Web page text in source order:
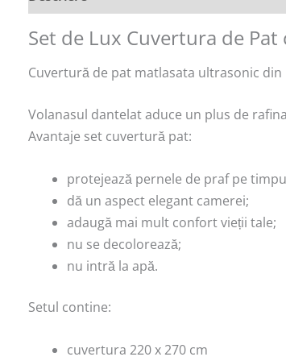
Set de Lux Cuvertura de
Cuvertură de pat matlasata ultrasonic
Volanasul dantelat aduce un plus de
Avantaje set cuvertură pat:
protejează pernele de praf pe
dă un aspect elegant camerei;
adaugă mai mult confort vieții tale;
nu se decolorează;
nu intră la apă.
Setul contine:
cuvertura 220 x 270 cm